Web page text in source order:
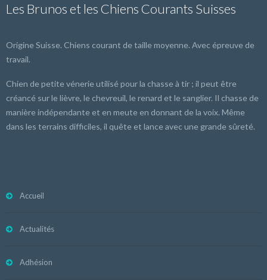
Les Brunos et les Chiens Courants Suisses
Origine Suisse. Chiens courant de taille moyenne. Avec épreuve de
travail.
Chien de petite vénerie utilisé pour la chasse à tir ; il peut être
créancé sur le lièvre, le chevreuil, le renard et le sanglier. Il chasse de
manière indépendante et en meute en donnant de la voix. Même
dans les terrains difficiles, il quête et lance avec une grande sûreté.
Accueil
Actualités
Adhésion